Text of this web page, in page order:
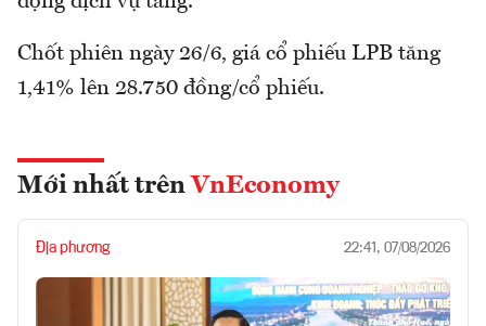
Chốt phiên ngày 26/6, giá cổ phiếu LPB tăng
1,41% lên 28.750 đồng/cổ phiếu.
Mới nhất trên VnEconomy
Địa phương 22:41, 07/08/2026